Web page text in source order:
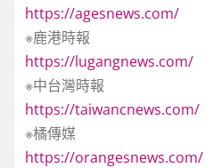
https://agesnews.com/
※鹿港時報
https://lugangnews.com/
※中台灣時報
https://taiwancnews.com/
※橘傳媒
https://orangesnews.com/